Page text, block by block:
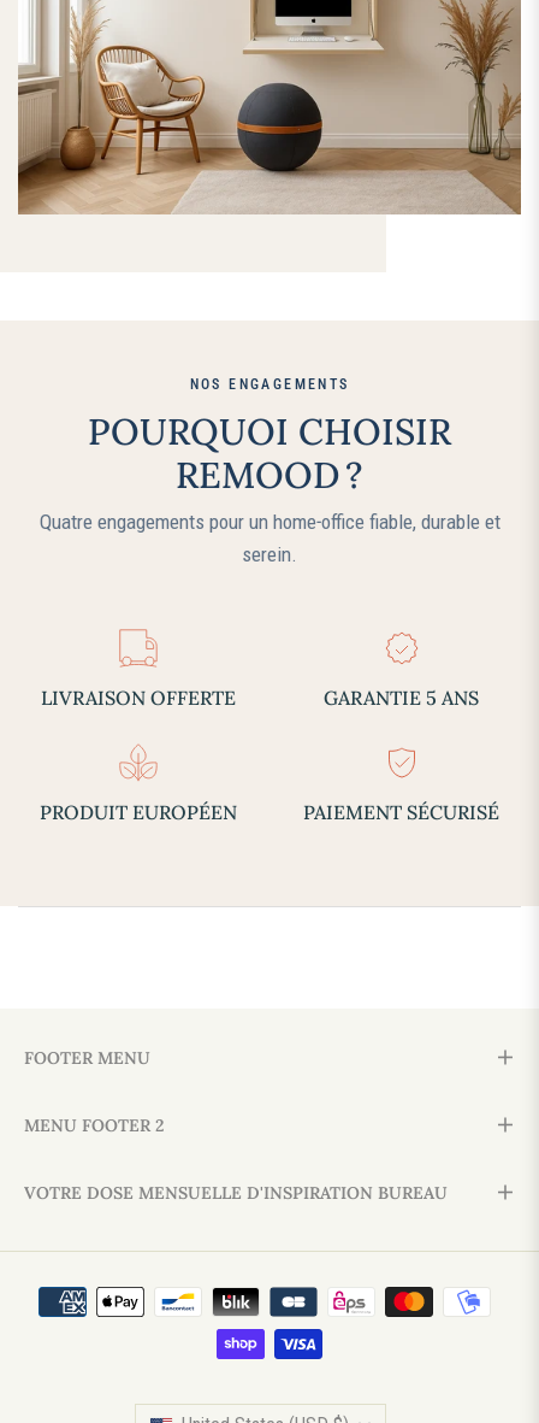
NOS ENGAGEMENTS
POURQUOI CHOISIR
REMOOD ?
Quatre engagements pour un home‑office fiable, durable et
serein.
LIVRAISON OFFERTE GARANTIE 5 ANS
PRODUIT EUROPÉEN PAIEMENT SÉCURISÉ
FOOTER MENU
MENU FOOTER 2
VOTRE DOSE MENSUELLE D'INSPIRATION BUREAU